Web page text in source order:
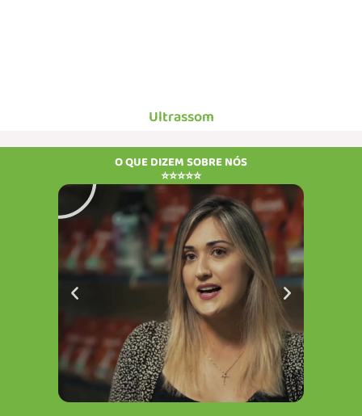
Ultrassom
O QUE DIZEM SOBRE NÓS
⭐⭐⭐⭐⭐
Reproduzir